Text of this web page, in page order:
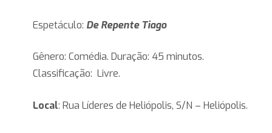
Espetáculo: De Repente Tiago
Gênero: Comédia. Duração: 45 minutos.
Classificação: Livre.
Local: Rua Líderes de Heliópolis, S/N – Heliópolis.